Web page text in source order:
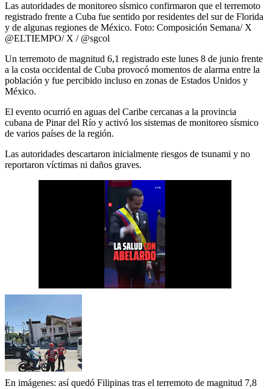
Las autoridades de monitoreo sísmico confirmaron que el terremoto
registrado frente a Cuba fue sentido por residentes del sur de Florida
y de algunas regiones de México. Foto: Composición Semana/ X
@ELTIEMPO/ X / @sgcol
Un terremoto de magnitud 6,1 registrado este lunes 8 de junio frente
a la costa occidental de Cuba provocó momentos de alarma entre la
población y fue percibido incluso en zonas de Estados Unidos y
México.
El evento ocurrió en aguas del Caribe cercanas a la provincia
cubana de Pinar del Río y activó los sistemas de monitoreo sísmico
de varios países de la región.
Las autoridades descartaron inicialmente riesgos de tsunami y no
reportaron víctimas ni daños graves.
En imágenes: así quedó Filipinas tras el terremoto de magnitud 7,8